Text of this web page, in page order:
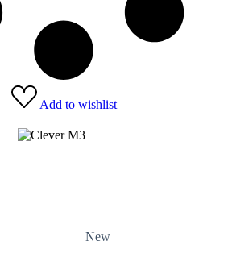
Add to wishlist
New